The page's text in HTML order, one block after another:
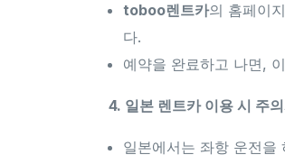
toboo렌트카의 홈페이
다.
예약을 완료하고 나면,
4. 일본 렌트카 이용 시 주
일본에서는 좌항 운전을